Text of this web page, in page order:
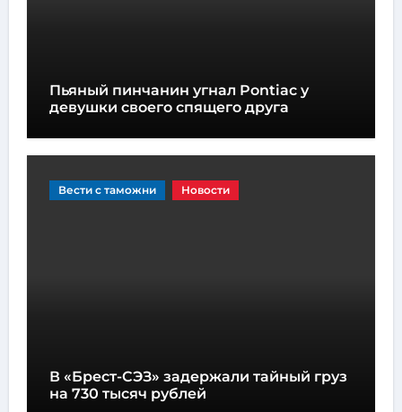
Пьяный пинчанин угнал Pontiac у
девушки своего спящего друга
Вести с таможни Новости
В «Брест-СЭЗ» задержали тайный груз
на 730 тысяч рублей